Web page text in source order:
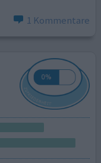
1 Kommentare